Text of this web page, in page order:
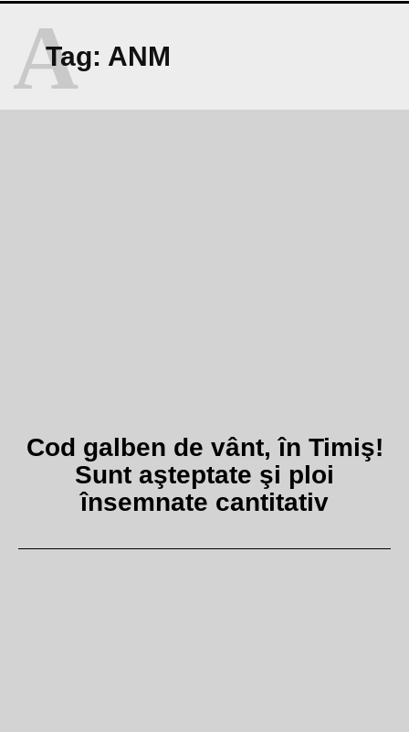
Tag: ANM
A
Cod galben de vânt, în Timiş!
Sunt aşteptate şi ploi
însemnate cantitativ